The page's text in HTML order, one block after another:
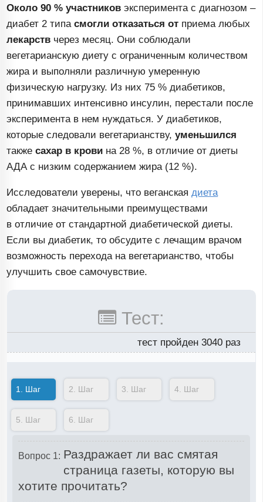
Около 90 % участников эксперимента с диагнозом –
диабет 2 типасмогли отказаться от приема любых
лекарств через месяц. Они соблюдали
вегетарианскую диету с ограниченным количеством
жира и выполняли различную умеренную
физическую нагрузку. Из них 75 % диабетиков,
принимавших интенсивно инсулин, перестали после
эксперимента в нем нуждаться. У диабетиков,
которые следовали вегетарианству,уменьшился
такжесахар в крови на 28 %, в отличие от диеты
АДА с низким содержанием жира (12 %).
Исследователи уверены, что веганскаядиета
обладает значительными преимуществами
в отличие от стандартной диабетической диеты.
Если вы диабетик, то обсудите с лечащим врачом
возможность перехода на вегетарианство, чтобы
улучшить свое самочувствие.
Тест:
тест пройден 3040 раз
1. Шаг 2. Шаг 3. Шаг 4. Шаг
5. Шаг 6. Шаг
Вопрос 1: Раздражает ли вас смятая
страница газеты, которую вы
хотите прочитать?